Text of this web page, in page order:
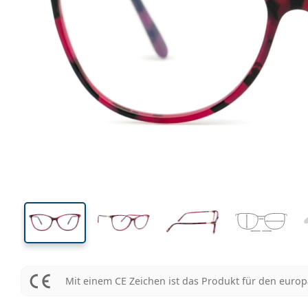
130 mm
Brillenbreite
42 mm
Glashöhe
56 mm
Glasbreite
Glasbreite
Mit einem CE Zeichen ist das Produkt für den